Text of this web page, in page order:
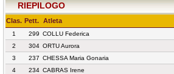
RIEPILOGO
Clas. Pett. Atleta
1 299 COLLU Federica
2
304 ORTU Aurora
3
237 CHESSA Maria Gonaria
4
234 CABRAS Irene